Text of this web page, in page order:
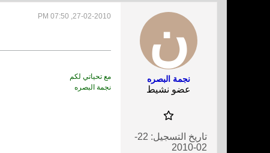
نجمة البصره
عضو نشيط
تاريخ التسجيل:
22-
02-2010
27-02-2010, 07:50 PM
مع تحياتي لكم
نجمة البصره